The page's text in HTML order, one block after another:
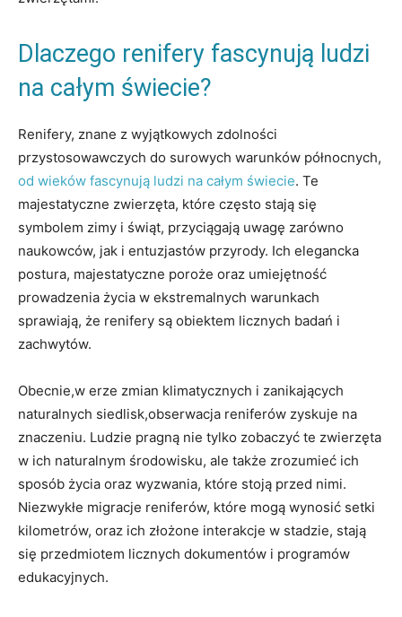
Dlaczego renifery fascynują ludzi
na całym świecie?
Renifery, znane z wyjątkowych zdolności
przystosowawczych do surowych warunków północnych,
od wieków fascynują ludzi na całym świecie. Te
majestatyczne zwierzęta, które często stają się
symbolem zimy i świąt, przyciągają uwagę zarówno
naukowców, jak i entuzjastów przyrody. Ich elegancka
postura, majestatyczne poroże oraz umiejętność
prowadzenia życia w ekstremalnych warunkach
sprawiają, że renifery są obiektem licznych badań i
zachwytów.
Obecnie,w erze zmian klimatycznych i zanikających
naturalnych siedlisk,obserwacja reniferów zyskuje na
znaczeniu. Ludzie pragną nie tylko zobaczyć te zwierzęta
w ich naturalnym środowisku, ale także zrozumieć ich
sposób życia oraz wyzwania, które stoją przed nimi.
Niezwykłe migracje reniferów, które mogą wynosić setki
kilometrów, oraz ich złożone interakcje w stadzie, stają
się przedmiotem licznych dokumentów i programów
edukacyjnych.